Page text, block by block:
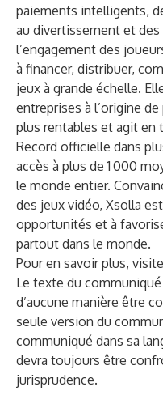
paiements intelligents,
au divertissement et
l’engagement des
à financer, distribuer,
jeux à grande échelle.
entreprises à l’origine
plus rentables et agit en
Record officielle dans
accès à plus de 1 000
le monde entier.
des jeux vidéo, Xsolla
opportunités et à
partout dans le monde.
Pour en savoir plus,
Le texte du
d’aucune manière être
seule version du
communiqué dans sa
devra toujours être
jurisprudence.